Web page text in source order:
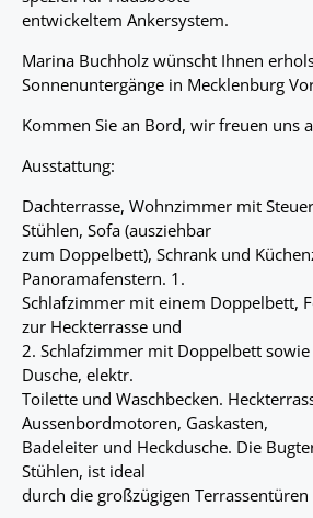
entwickeltem Ankersystem.
Marina Buchholz wünscht Ihnen
Sonnenuntergänge in Mecklenburg
Kommen Sie an Bord, wir freuen uns
Ausstattung:
Dachterrasse, Wohnzimmer mit
Stühlen, Sofa (ausziehbar
zum Doppelbett), Schrank und
Panoramafenstern. 1.
Schlafzimmer mit einem Doppelbett,
zur Heckterrasse und
2. Schlafzimmer mit Doppelbett
Dusche, elektr.
Toilette und Waschbecken.
Aussenbordmotoren, Gaskasten,
Badeleiter und Heckdusche. Die
Stühlen, ist ideal
durch die großzügigen